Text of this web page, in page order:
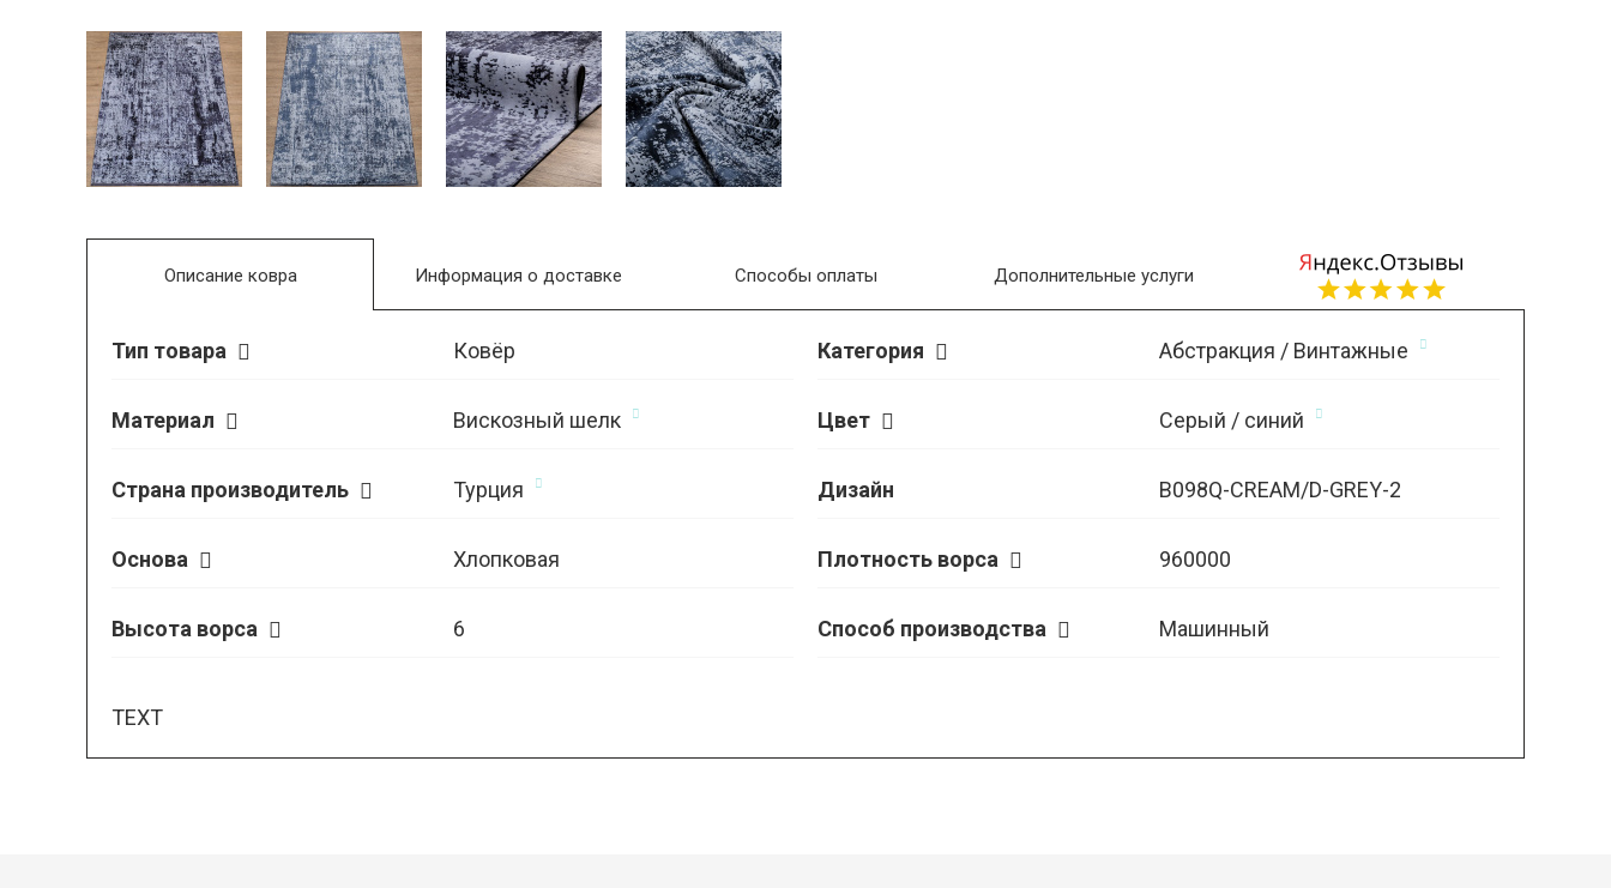
Описание ковра
Тип товара Ковёр Категория Абстракция / Винтажные
Материал Вискозный шелк Цвет Серый / синий
Страна производитель Турция Дизайн B098Q-CREAM/D-GREY-2
Основа Хлопковая Плотность ворса 960000
Высота ворса 6 Способ производства Машинный
TEXT
Информация о доставке Способы оплаты Дополнительные услуги